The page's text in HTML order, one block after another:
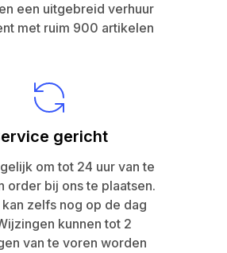
een uitgebreid verhuur
met ruim 900 artikelen
gericht
om tot 24 uur van te
order bij ons te plaatsen.
zelfs nog op de dag
kunnen tot 2
van te voren worden